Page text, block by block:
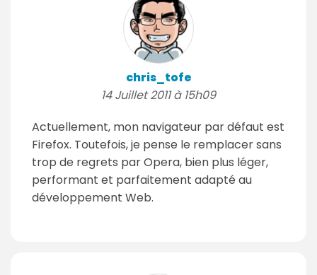
chris_tofe
14 Juillet 2011 à 15h09
Actuellement, mon navigateur par défaut est
Firefox. Toutefois, je pense le remplacer sans
trop de regrets par Opera, bien plus léger,
performant et parfaitement adapté au
développement Web.